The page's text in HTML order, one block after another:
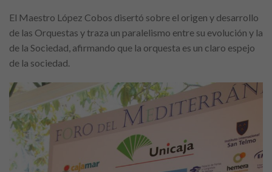
El Maestro López Cobos disertó sobre el origen y desarrollo
de las Orquestas y traza un paralelismo entre su evolución y la
de la Sociedad, afirmando que la orquesta es un claro espejo
de la sociedad.